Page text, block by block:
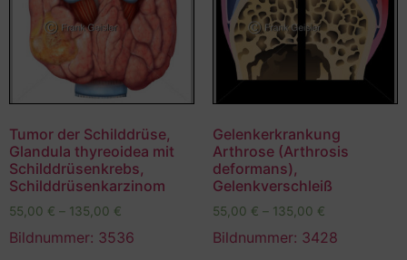
Tumor der Schilddrüse,
Glandula thyreoidea mit
Schilddrüsenkrebs,
Schilddrüsenkarzinom
55,00 € – 135,00 €
Bildnummer: 3536
Gelenkerkrankung
Arthrose (Arthrosis
deformans),
Gelenkverschleiß
55,00 € – 135,00 €
Bildnummer: 3428